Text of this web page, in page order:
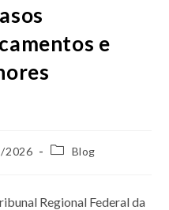
e
2026 Blog
Regional Federal da